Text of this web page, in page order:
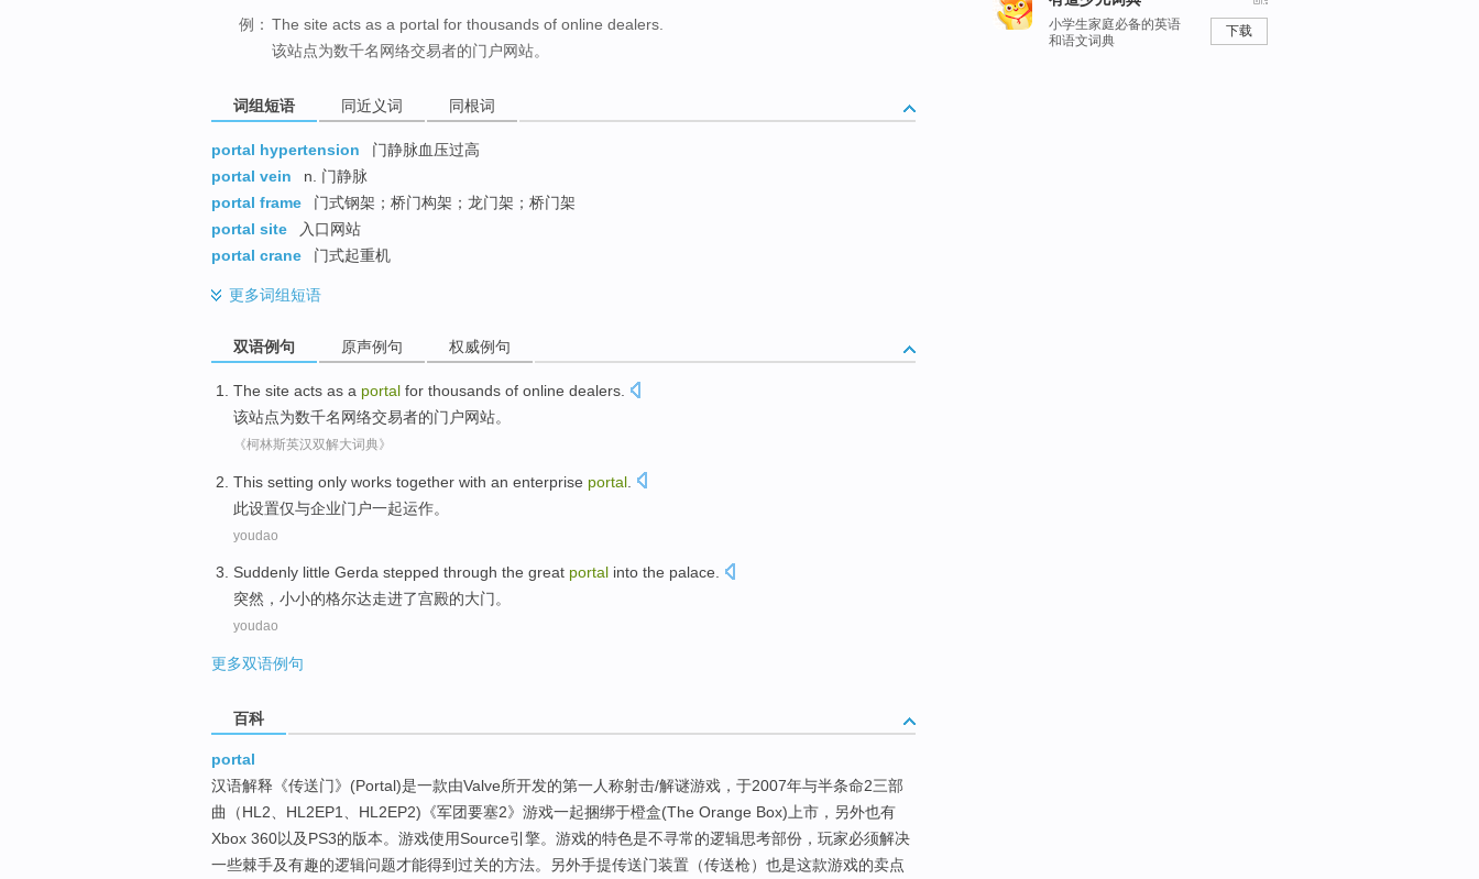
例： The site acts as a portal for thousands of online dealers.
该站点为数千名网络交易者的门户网站。
词组短语 同近义词 同根词
portal hypertension
门静脉血压过高
portal vein
n. 门静脉
portal frame
门式钢架；桥门构架；龙门架；桥门架
portal site
入口网站
portal crane
门式起重机
更多词组短语
双语例句 原声例句 权威例句
The site acts as a portal for thousands of online dealers
该站点为数千名网络交易者的门户网站。
《柯林斯英汉双解大词典》
This setting only works together with an enterprise portal
此设置仅与企业门户一起运作。
youdao
Suddenly little Gerda stepped through the great portal into the palace.
突然 ， 小小的格尔达走进了宫殿的大门。
youdao
更多双语例句
百科
portal
汉语解释《传送门》(Portal)是一款由Valve所开发的第一人称射击/解谜游戏，于2007年与半条命2三部
曲（HL2、HL2EP1、HL2EP2)《军团要塞2》游戏一起捆绑于橙盒(The Orange Box)上市，另外也有
Xbox 360以及PS3的版本。游戏使用Source引擎。游戏的特色是不寻常的逻辑思考部份，玩家必须解决
一些棘手及有趣的逻辑问题才能得到过关的方法。另外手提传送门装置（传送枪）也是这款游戏的卖点